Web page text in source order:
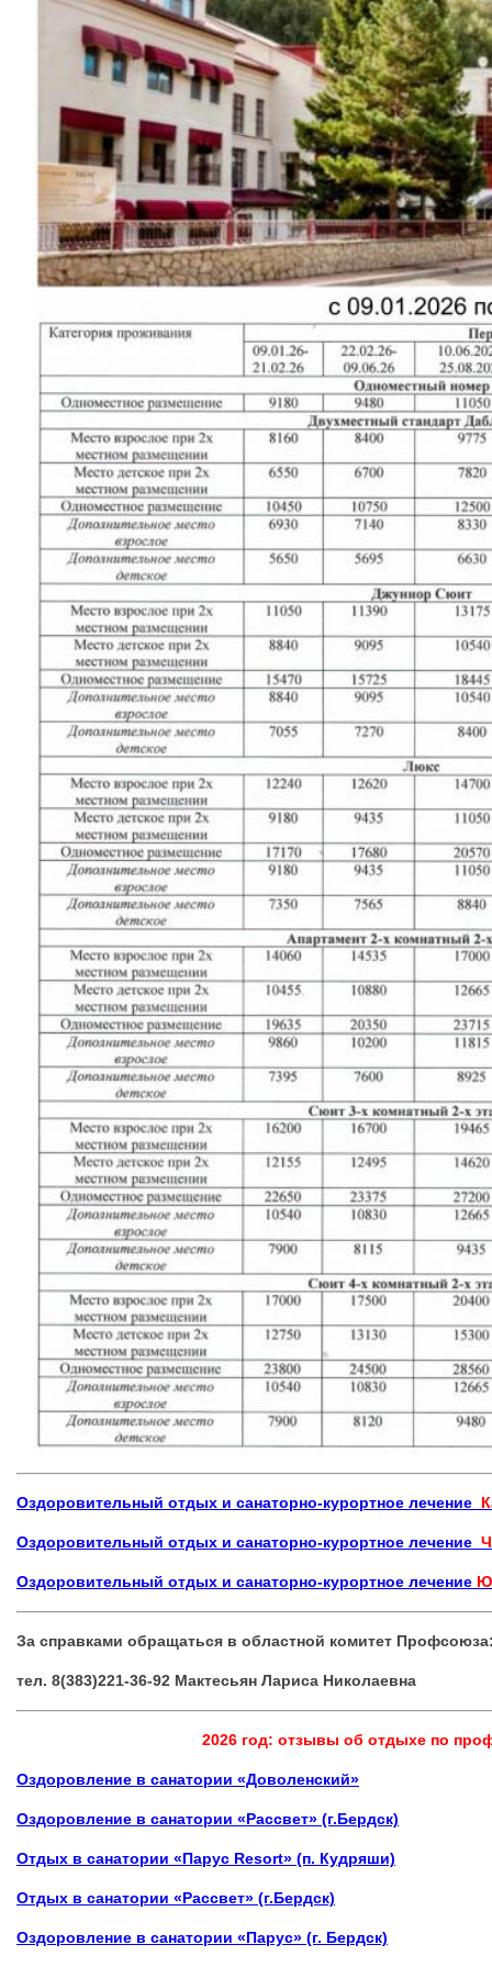
Оздоровительный отдых и санаторно-курортное лечение
Оздоровительный отдых и санаторно-курортное лечение
Оздоровительный отдых и санаторно-курортное лечение
За справками обращаться в областной комитет
тел. 8(383)221-36-92 Мактесьян Лариса Николаевна
2026 год: отзывы об отдыхе по
Оздоровление в санатории «Доволенский»
Оздоровление в санатории «Рассвет» (г.Бердск)
Отдых в санатории «Парус Resort» (п. Кудряши)
Отдых в санатории «Рассвет» (г.Бердск)
Оздоровление в санатории «Парус» (г. Бердск)